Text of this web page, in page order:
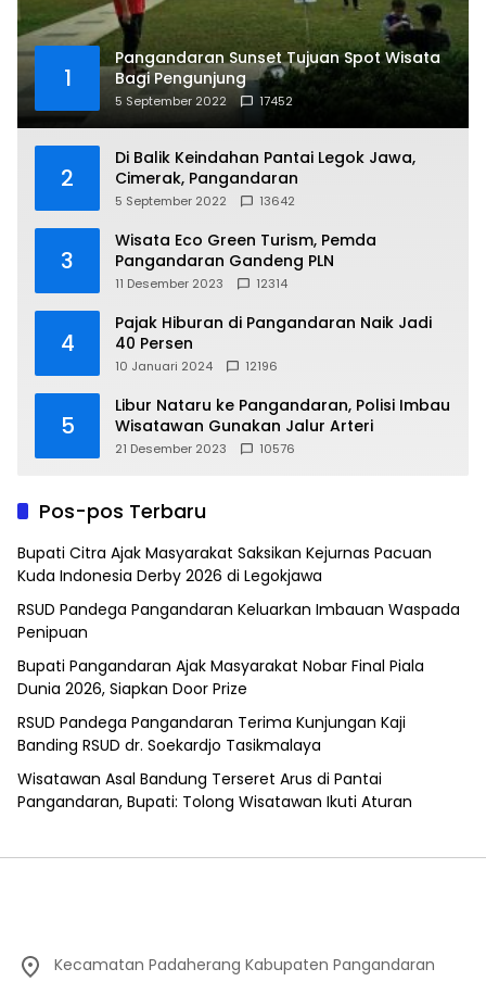
1
Pangandaran Sunset Tujuan Spot Wisata
Bagi Pengunjung
5 September 2022 17452
2
Di Balik Keindahan Pantai Legok Jawa,
Cimerak, Pangandaran
5 September 2022 13642
3
Wisata Eco Green Turism, Pemda
Pangandaran Gandeng PLN
11 Desember 2023 12314
4
Pajak Hiburan di Pangandaran Naik Jadi
40 Persen
10 Januari 2024 12196
5
Libur Nataru ke Pangandaran, Polisi Imbau
Wisatawan Gunakan Jalur Arteri
21 Desember 2023 10576
Pos-pos Terbaru
Bupati Citra Ajak Masyarakat Saksikan Kejurnas Pacuan
Kuda Indonesia Derby 2026 di Legokjawa
RSUD Pandega Pangandaran Keluarkan Imbauan Waspada
Penipuan
Bupati Pangandaran Ajak Masyarakat Nobar Final Piala
Dunia 2026, Siapkan Door Prize
RSUD Pandega Pangandaran Terima Kunjungan Kaji
Banding RSUD dr. Soekardjo Tasikmalaya
Wisatawan Asal Bandung Terseret Arus di Pantai
Pangandaran, Bupati: Tolong Wisatawan Ikuti Aturan
Kecamatan Padaherang Kabupaten Pangandaran